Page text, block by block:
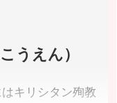
うえん）
キリシタン殉教